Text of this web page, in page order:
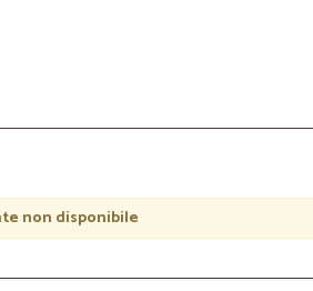
non disponibile